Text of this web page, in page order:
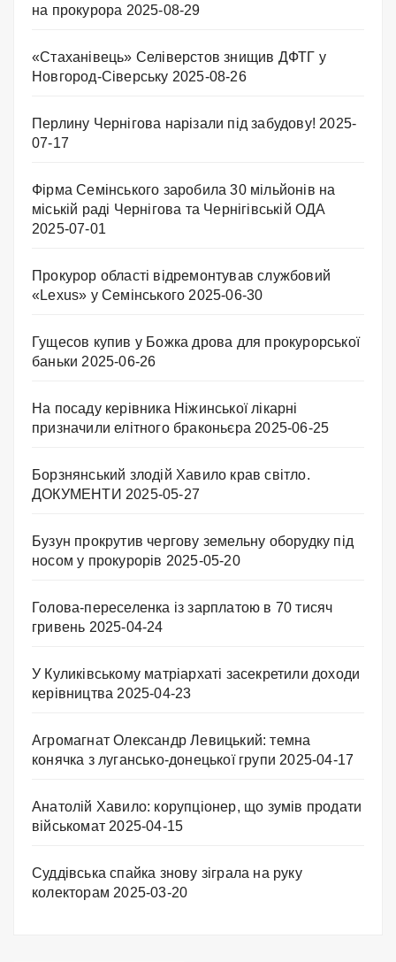
на прокурора 2025-08-29
«Стаханівець» Селіверстов знищив ДФТГ у
Новгород-Сіверську 2025-08-26
Перлину Чернігова нарізали під забудову! 2025-
07-17
Фірма Семінського заробила 30 мільйонів на
міській раді Чернігова та Чернігівській ОДА
2025-07-01
Прокурор області відремонтував службовий
«Lexus» у Семінського 2025-06-30
Гущесов купив у Божка дрова для прокурорської
баньки 2025-06-26
На посаду керівника Ніжинської лікарні
призначили елітного браконьєра 2025-06-25
Борзнянський злодій Хавило крав світло.
ДОКУМЕНТИ 2025-05-27
Бузун прокрутив чергову земельну оборудку під
носом у прокурорів 2025-05-20
Голова-переселенка із зарплатою в 70 тисяч
гривень 2025-04-24
У Куликівському матріархаті засекретили доходи
керівництва 2025-04-23
Агромагнат Олександр Левицький: темна
конячка з лугансько-донецької групи 2025-04-17
Анатолій Хавило: корупціонер, що зумів продати
військомат 2025-04-15
Суддівська спайка знову зіграла на руку
колекторам 2025-03-20